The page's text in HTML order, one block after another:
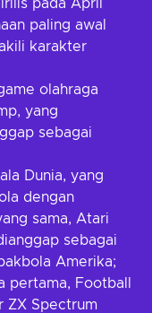
pada April
paling awal
karakter
olahraga
yang
sebagai
Dunia, yang
dengan
sama, Atari
sebagai
Amerika;
pertama, Football
ZX Spectrum